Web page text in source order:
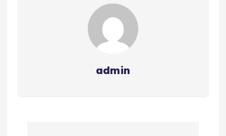
admin